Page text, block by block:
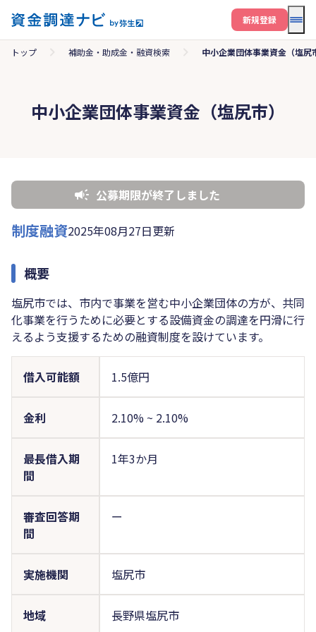
メ
新規登録
トップ 補助金・助成金・融資検索 中小企業団体事業資金（塩尻
中小企業団体事業資金（塩尻市）
公募期限が終了しました
制度融資2025年08月27日更新
概要
塩尻市では、市内で事業を営む中小企業団体の方が、共同
化事業を行うために必要とする設備資金の調達を円滑に行
えるよう支援するための融資制度を設けています。
借入可能額 1.5億円
金利 2.10% ~ 2.10%
最長借入期
間
1年3か月
審査回答期
間
ー
実施機関 塩尻市
地域 長野県塩尻市